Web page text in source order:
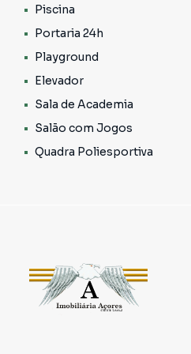
privacidade e tranquilidade.
descanso e conexão familiar.
🌅 Parte Superior –
• Banheiro social
• Cozinha de apoio
Aqui, cada detalhe foi
receber amigos ao pôr do sol,
simplesmente relaxar na sua
privacidade. Um verdadeiro
Piscina
Portaria 24h
Playground
Elevador
Sala de Academia
Salão com Jogos
Quadra Poliesportiva